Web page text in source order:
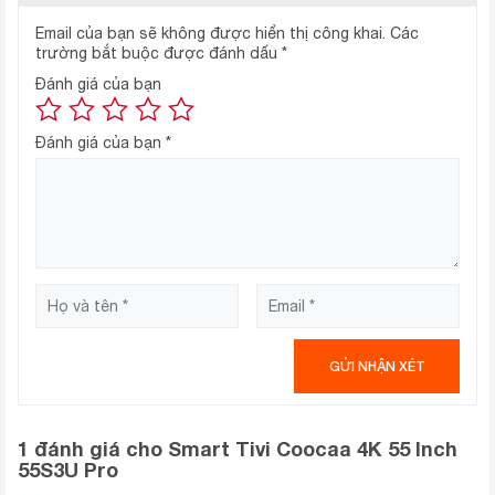
một cách tự động, Smart Tivi Coocaa 4K 55 Inch
55S3U hứa hẹn sẽ mang đến cho người dùng những
phút giây giải trí cực kỳ mãn nhãn.
Email của bạn sẽ không được hiển thị công khai. Các
trường bắt buộc được đánh dấu *
Đánh giá của bạn
Đánh giá của bạn *
1 đánh giá cho Smart Tivi Coocaa 4K 55 Inch
55S3U Pro